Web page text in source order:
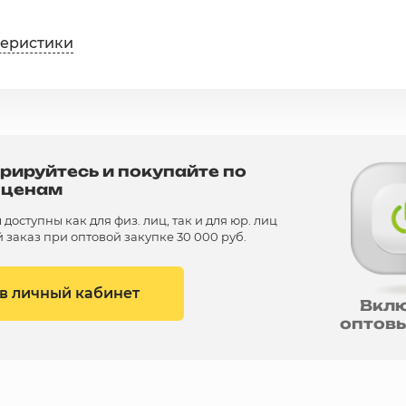
и покупайте по
как для физ. лиц, так и для юр. лиц
при оптовой закупке 30 000 руб.
личный кабинет